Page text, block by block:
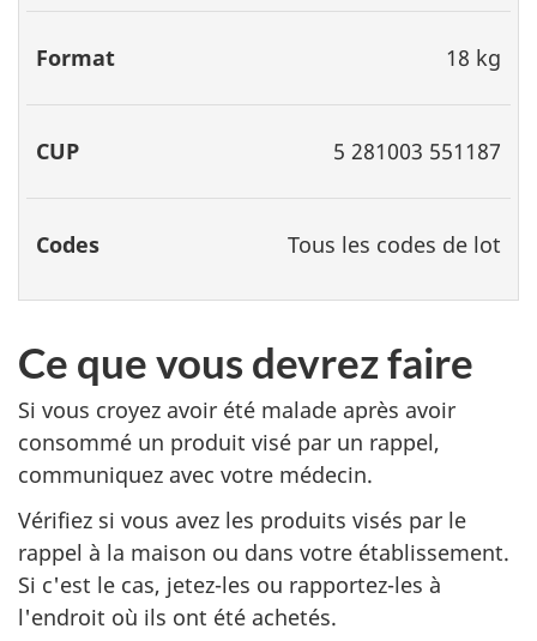
18 kg
5 281003 551187
Tous les codes de lot
Ce que vous devrez faire
Si vous croyez avoir été malade après avoir
consommé un produit visé par un rappel,
communiquez avec votre médecin.
Vérifiez si vous avez les produits visés par le
rappel à la maison ou dans votre établissement.
Si c'est le cas, jetez-les ou rapportez-les à
l'endroit où ils ont été achetés.